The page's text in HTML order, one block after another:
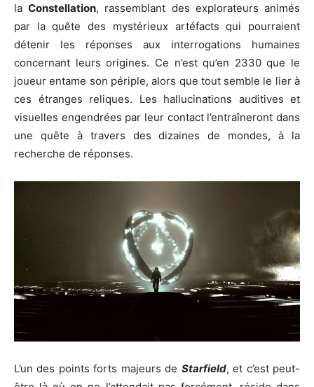
laConstellation, rassemblant des explorateurs animés
par la quête des mystérieux artéfacts qui pourraient
détenir les réponses aux interrogations humaines
concernant leurs origines. Ce n’est qu’en 2330 que le
joueur entame son périple, alors que tout semble le lier à
ces étranges reliques. Les hallucinations auditives et
visuelles engendrées par leur contact l’entraîneront dans
une quête à travers des dizaines de mondes, à la
recherche de réponses.
L’un des points forts majeurs de Starfield, et c’est peut-